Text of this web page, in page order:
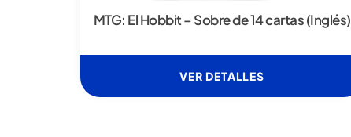
MTG: El Hobbit – Sobre de 14 cartas (Inglés)
VER DETALLES